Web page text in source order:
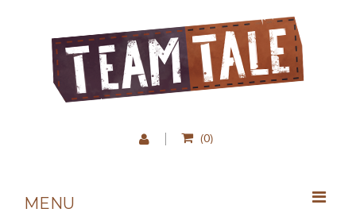
(0)
MENU